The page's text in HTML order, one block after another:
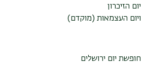
יום הזיכרון
ויום העצמאות (מוקדם)
חופשת יום ירושלים